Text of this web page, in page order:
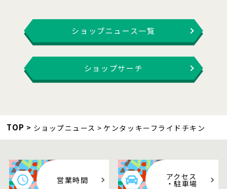
ショップニュース一覧
ショップサーチ
TOP ショップニュース ケンタッキーフライドチキン
営業時間 アクセス
・駐車場